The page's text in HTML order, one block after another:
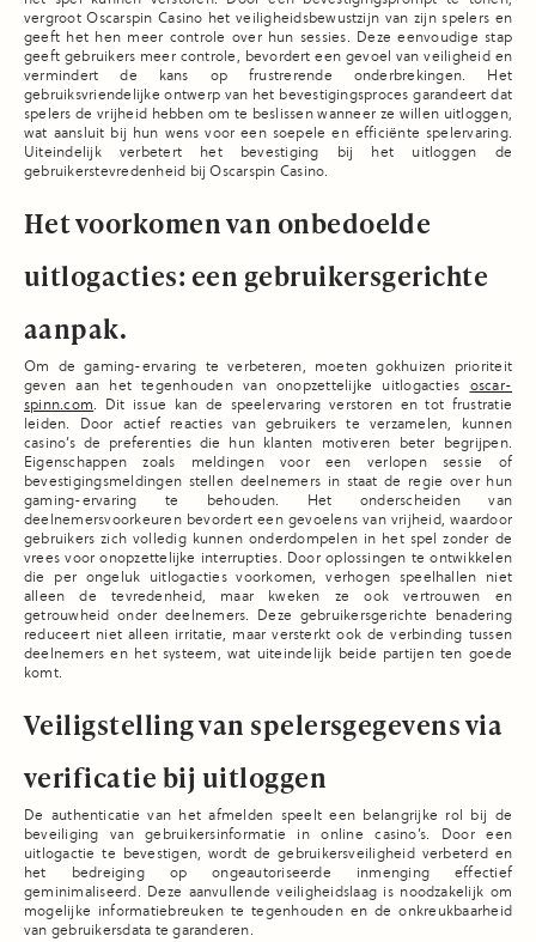
vergroot Oscarspin Casino het veiligheidsbewustzijn van zijn spelers en
geeft het hen meer controle over hun sessies. Deze eenvoudige stap
geeft gebruikers meer controle, bevordert een gevoel van veiligheid en
vermindert de kans op frustrerende onderbrekingen. Het
gebruiksvriendelijke ontwerp van het bevestigingsproces garandeert dat
spelers de vrijheid hebben om te beslissen wanneer ze willen uitloggen,
wat aansluit bij hun wens voor een soepele en efficiënte spelervaring.
Uiteindelijk verbetert het bevestiging bij het uitloggen de
gebruikerstevredenheid bij Oscarspin Casino.
Het voorkomen van onbedoelde
uitlogacties: een gebruikersgerichte
aanpak.
Om de gaming-ervaring te verbeteren, moeten gokhuizen prioriteit
geven aan het tegenhouden van onopzettelijke uitlogacties oscar-
spinn.com. Dit issue kan de speelervaring verstoren en tot frustratie
leiden. Door actief reacties van gebruikers te verzamelen, kunnen
casino’s de preferenties die hun klanten motiveren beter begrijpen.
Eigenschappen zoals meldingen voor een verlopen sessie of
bevestigingsmeldingen stellen deelnemers in staat de regie over hun
gaming-ervaring te behouden. Het onderscheiden van
deelnemersvoorkeuren bevordert een gevoelens van vrijheid, waardoor
gebruikers zich volledig kunnen onderdompelen in het spel zonder de
vrees voor onopzettelijke interrupties. Door oplossingen te ontwikkelen
die per ongeluk uitlogacties voorkomen, verhogen speelhallen niet
alleen de tevredenheid, maar kweken ze ook vertrouwen en
getrouwheid onder deelnemers. Deze gebruikersgerichte benadering
reduceert niet alleen irritatie, maar versterkt ook de verbinding tussen
deelnemers en het systeem, wat uiteindelijk beide partijen ten goede
komt.
Veiligstelling van spelersgegevens via
verificatie bij uitloggen
De authenticatie van het afmelden speelt een belangrijke rol bij de
beveiliging van gebruikersinformatie in online casino’s. Door een
uitlogactie te bevestigen, wordt de gebruikersveiligheid verbeterd en
het bedreiging op ongeautoriseerde inmenging effectief
geminimaliseerd. Deze aanvullende veiligheidslaag is noodzakelijk om
mogelijke informatiebreuken te tegenhouden en de onkreukbaarheid
van gebruikersdata te garanderen.